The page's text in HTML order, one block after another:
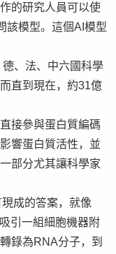
的研究人員可以使
該模型。這個AI模型
、法、中六國科學
直到現在，約31億
接參與蛋白質編碼
響蛋白質活性，並
部分尤其讓科學家
成的答案，就像
引一組細胞機器附
錄為RNA分子，到